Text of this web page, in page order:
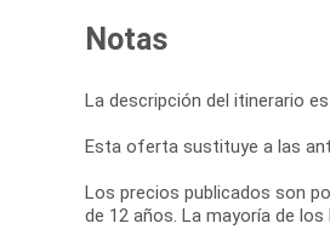
Notas
La descripción del itinerario
Esta oferta sustituye a las
Los precios publicados son
de 12 años. La mayoría de